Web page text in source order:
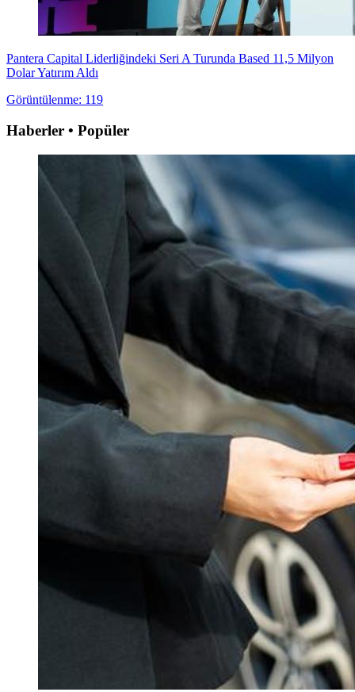
Pantera Capital Liderliğindeki Seri A Turunda Based 11,5 Milyon
Dolar Yatırım Aldı
Görüntülenme: 119
Haberler • Popüler